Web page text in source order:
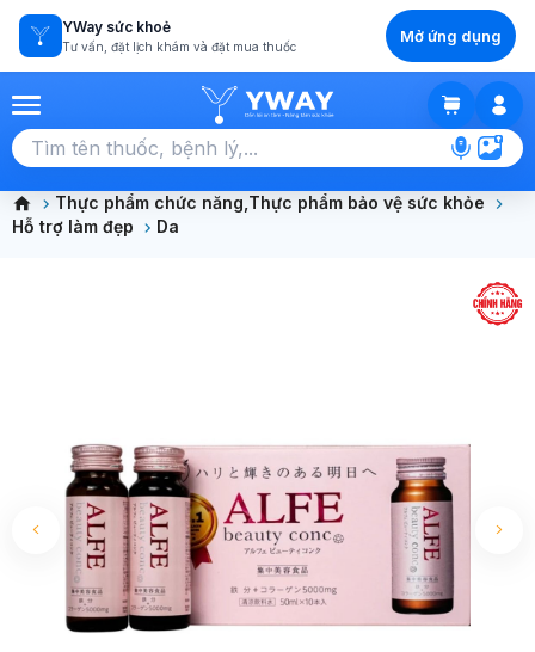
YWay sức khoẻ
Tư vấn, đặt lịch khám và đặt mua thuốc
Mở ứng dụng
Chọn tất cả (0) GIỎ HÀNG
Thực phẩm chức năng,Thực phẩm bảo vệ sức khỏe
Hỗ trợ làm đẹp
Da